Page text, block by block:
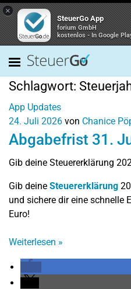
×
SteuerGo App
forium GmbH
kostenlos - In Google
Schlagwort:
App Updates
24. Juli 2026 von Chanice
Abgabefrist 31.
Gib deine Steuererklärung
Gib deine Steuererklärung
und sichere dir eine schnelle
Euro!
Weiterlesen »